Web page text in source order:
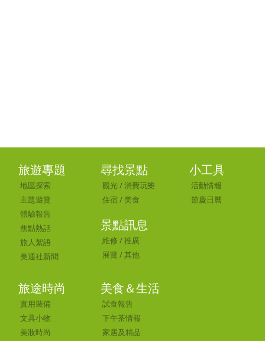
旅遊專題
地區探索
主題遊覽
體驗報告
焦點熱話
旅人絮語
美通社新聞
尋找景點
觀光 /消費玩樂
住宿 / 美食
景點訊息
維修 /推廣
展覽 /其他
小工具
活動情報
節慶日曆
旅途時尚
實用裝備
文具小物
美妝時尚
美食＆生活
試食報告
下午茶情報
家居及精品